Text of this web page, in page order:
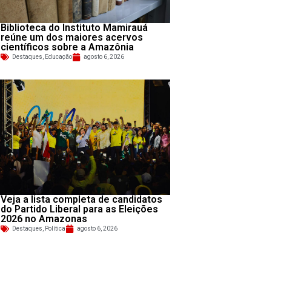
Biblioteca do Instituto Mamirauá
reúne um dos maiores acervos
científicos sobre a Amazônia
Destaques, Educação agosto 6, 2026
Veja a lista completa de candidatos
do Partido Liberal para as Eleições
2026 no Amazonas
Destaques, Política agosto 6, 2026